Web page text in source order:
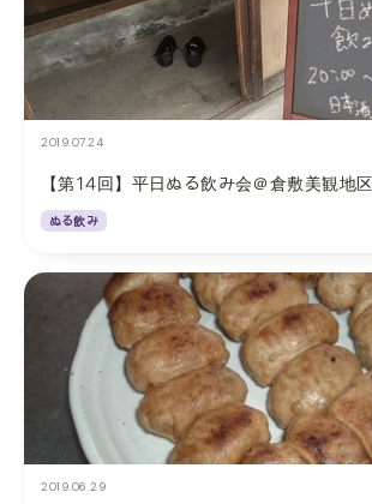
2019.07.24
【第14回】平日ぬる飲み会＠倉敷美観地区
ぬる飲み
2019.06.29